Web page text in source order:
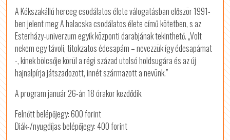
A Kékszakállú herceg csodálatos élete válogatásban először 1991-
ben jelent meg A halacska csodálatos élete című kötetben, s az
Esterházy-univerzum egyik központi darabjának tekinthető. „Volt
nekem egy távoli, titokzatos édesapám – nevezzük így édesapámat
-, kinek bölcsője körül a régi század utolsó holdsugára és az új
hajnalpírja játszadozott, innét származott a nevünk.”
A program január 26-án 18 órakor kezdődik.
Felnőtt belépőjegy: 600 forint
Diák-/nyugdíjas belépőjegy: 400 forint